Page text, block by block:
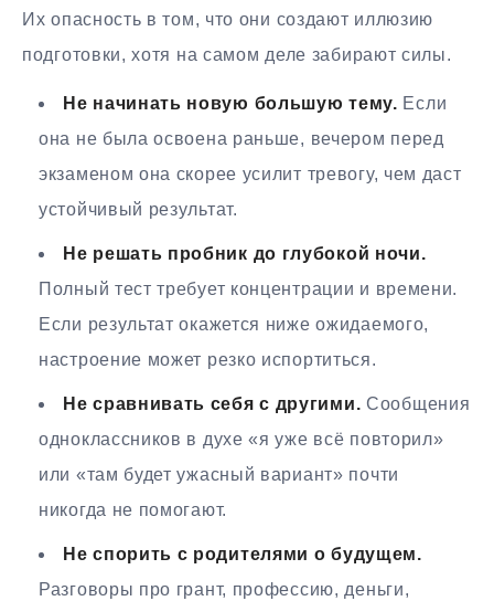
Их опасность в том, что они создают иллюзию
подготовки, хотя на самом деле забирают силы.
Не начинать новую большую тему. Если
она не была освоена раньше, вечером перед
экзаменом она скорее усилит тревогу, чем даст
устойчивый результат.
Не решать пробник до глубокой ночи.
Полный тест требует концентрации и времени.
Если результат окажется ниже ожидаемого,
настроение может резко испортиться.
Не сравнивать себя с другими. Сообщения
одноклассников в духе «я уже всё повторил»
или «там будет ужасный вариант» почти
никогда не помогают.
Не спорить с родителями о будущем.
Разговоры про грант, профессию, деньги,